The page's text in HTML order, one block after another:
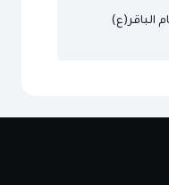
الباقر(ع)